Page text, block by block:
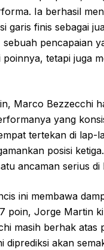
Ia berhasil
garis finis sebagai
pencapaian
tetapi juga
Marco Bezzecchi
yang
tertekan di
posisi
ancaman serius di
ini membawa
poin, Jorge Martin
masih berhak atas
diprediksi akan